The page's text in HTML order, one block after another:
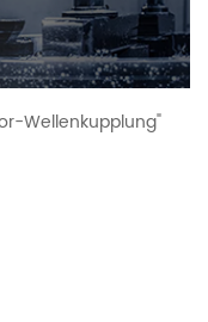
Wellenkupplung"